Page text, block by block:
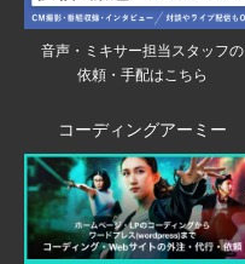
音声・ミキサー担当スタッフの
依頼・手配はこちら
コーディングアーミー